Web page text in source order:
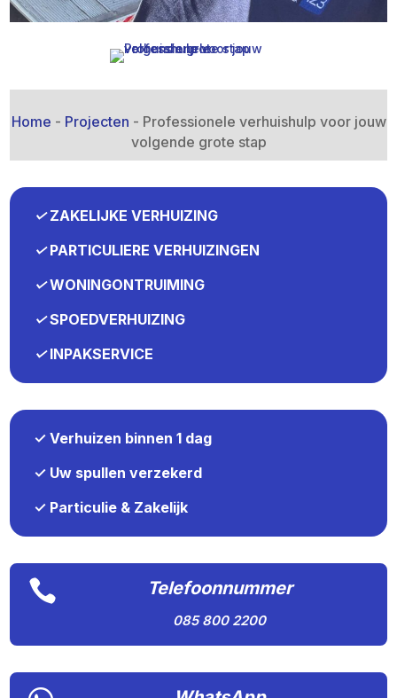
Home - Projecten - Professionele verhuishulp voor jouw
volgende grote stap
✓ZAKELIJKE VERHUIZING
✓PARTICULIERE VERHUIZINGEN
✓WONINGONTRUIMING
✓SPOEDVERHUIZING
✓INPAKSERVICE
✓ Verhuizen binnen 1 dag
✓ Uw spullen verzekerd
✓ Particulie & Zakelijk
 Telefoonnummer
085 800 2200